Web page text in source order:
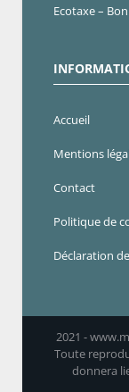
Ecotaxe –
Accueil
Mentions
Contact
Politique de
Déclaration
2021 -
Toute
donnera